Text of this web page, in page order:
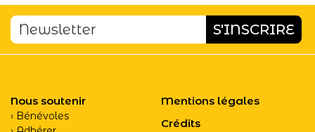
Nous soutenir
Bénévoles
Mentions légales
Crédits